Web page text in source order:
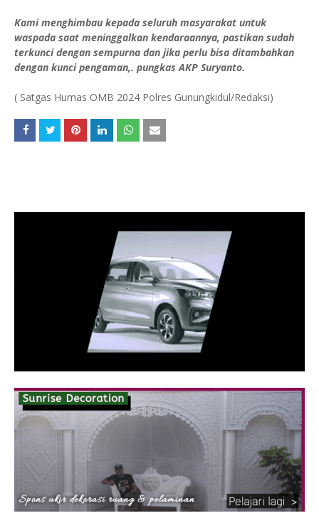
Kami menghimbau kepada seluruh masyarakat untuk
waspada saat meninggalkan kendaraannya, pastikan sudah
terkunci dengan sempurna dan jika perlu bisa ditambahkan
dengan kunci pengaman,. pungkas AKP Suryanto.
( Satgas Humas OMB 2024 Polres Gunungkidul/Redaksi)